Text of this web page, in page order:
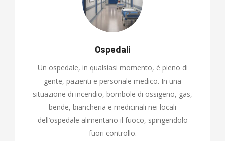
Ospedali
Un ospedale, in qualsiasi momento, è pieno di
gente, pazienti e personale medico. In una
situazione di incendio, bombole di ossigeno, gas,
bende, biancheria e medicinali nei locali
dell’ospedale alimentano il fuoco, spingendolo
fuori controllo.